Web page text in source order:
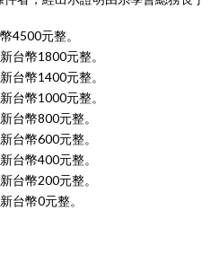
4500元整。
台幣1800元整。
台幣1400元整。
台幣1000元整。
台幣800元整。
台幣600元整。
台幣400元整。
台幣200元整。
台幣0元整。